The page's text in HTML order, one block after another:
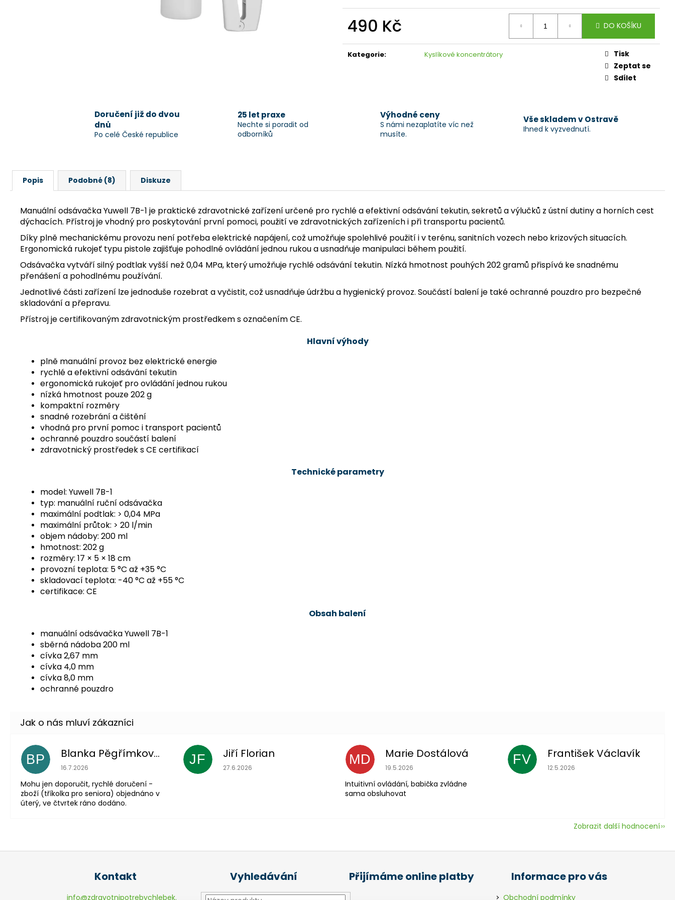
490 Kč
cena:
DO KOŠÍKU
Kategorie: Kyslíkové koncentrátory
Tisk
Zeptat se
Sdílet
Doručení již do dvou
dnů
Po celé České republice
25 let praxe
Nechte si poradit od
odborníků
Výhodné ceny
S námi nezaplatíte víc než
musíte.
Vše skladem v Ostravě
Ihned k vyzvednutí.
Popis Podobné (8) Diskuze
Manuální odsávačka Yuwell 7B-1 je praktické zdravotnické zařízení určené pro rychlé a efektivní odsávání tekutin, sekretů a výlučků z ústní dutiny a horních cest
dýchacích. Přístroj je vhodný pro poskytování první pomoci, použití ve zdravotnických zařízeních i při transportu pacientů.
Díky plně mechanickému provozu není potřeba elektrické napájení, což umožňuje spolehlivé použití i v terénu, sanitních vozech nebo krizových situacích.
Ergonomická rukojeť typu pistole zajišťuje pohodlné ovládání jednou rukou a usnadňuje manipulaci během použití.
Odsávačka vytváří silný podtlak vyšší než 0,04 MPa, který umožňuje rychlé odsávání tekutin. Nízká hmotnost pouhých 202 gramů přispívá ke snadnému
přenášení a pohodlnému používání.
Jednotlivé části zařízení lze jednoduše rozebrat a vyčistit, což usnadňuje údržbu a hygienický provoz. Součástí balení je také ochranné pouzdro pro bezpečné
skladování a přepravu.
Přístroj je certifikovaným zdravotnickým prostředkem s označením CE.
Hlavní výhody
plně manuální provoz bez elektrické energie
rychlé a efektivní odsávání tekutin
ergonomická rukojeť pro ovládání jednou rukou
nízká hmotnost pouze 202 g
kompaktní rozměry
snadné rozebrání a čištění
vhodná pro první pomoc i transport pacientů
ochranné pouzdro součástí balení
zdravotnický prostředek s CE certifikací
Technické parametry
model: Yuwell 7B-1
typ: manuální ruční odsávačka
maximální podtlak: > 0,04 MPa
maximální průtok: > 20 l/min
objem nádoby: 200 ml
hmotnost: 202 g
rozměry: 17 × 5 × 18 cm
provozní teplota: 5 °C až +35 °C
skladovací teplota: -40 °C až +55 °C
certifikace: CE
Obsah balení
manuální odsávačka Yuwell 7B-1
sběrná nádoba 200 ml
cívka 2,67 mm
cívka 4,0 mm
cívka 8,0 mm
ochranné pouzdro
BP Blanka Pěgřímková
Hodnocení obchodu je 5 z 5 hvězdiček.
16.7.2026
Mohu jen doporučit, rychlé doručení -
zboží (tříkolka pro seniora) objednáno v
úterý, ve čtvrtek ráno dodáno.
JF Jiří Florian
Hodnocení obchodu je 5 z 5 hvězdiček.
27.6.2026
MD Marie Dostálová
Hodnocení obchodu je 5 z 5 hvězdiček.
19.5.2026
Intuitivní ovládání, babička zvládne
sama obsluhovat
FV František Václavík
Hodnocení obchodu je 5 z 5
12.5.2026
Zobrazit další hodnocení
Z
Kontakt
info@zdravotnipotrebychlebek.
Vyhledávání Přijímáme online platby Informace pro vás
Obchodní podmínky